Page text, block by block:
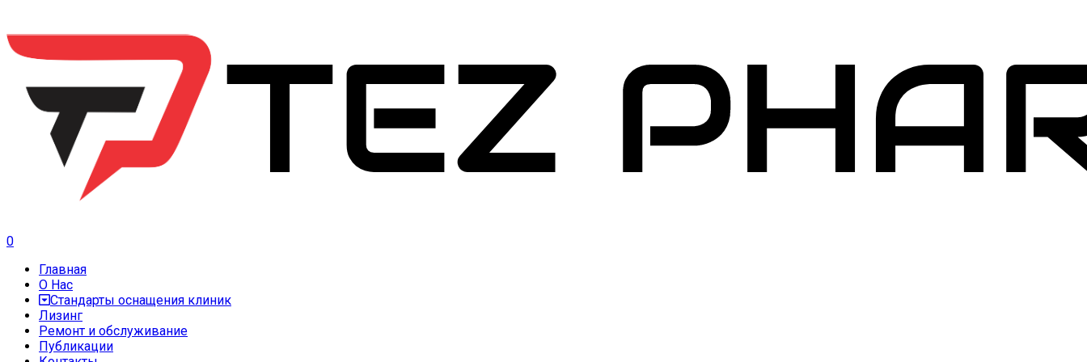
0
Главная
О Нас
Стандарты оснащения клиник
Лизинг
Ремонт и обслуживание
Публикации